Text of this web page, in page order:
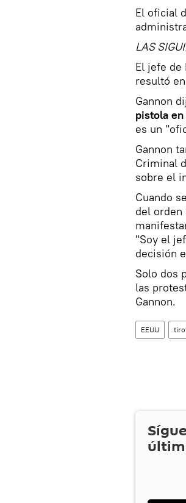
El oficial
LAS
El jefe
resultó
Gannon
pistola en
es un
Gannon
Criminal
sobre el
Cuando
del orden
"Soy el
decisión
Solo dos
las
Gannon.
EEUU